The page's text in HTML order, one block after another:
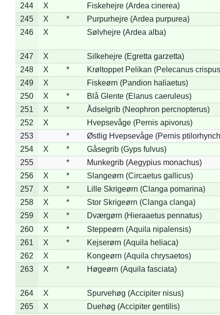
244 X
Fiskehejre (Ardea cinerea)
245
X *
Purpurhejre (Ardea purpurea)
246
X Sølvhejre (Ardea alba)
247 X
Silkehejre (Egretta garzetta)
248
X *
Krøltoppet Pelikan (Pelecanus
249
X
Fiskeørn (Pandion haliaetus)
250
X *
Blå Glente (Elanus caeruleus)
251
X *
Ådselgrib (Neophron percnopterus)
252
X
Hvepsevåge (Pernis apivorus)
253
*
Østlig Hvepsevåge (Pernis
254
X *
Gåsegrib (Gyps fulvus)
255
*
Munkegrib (Aegypius monachus)
256
X *
Slangeørn (Circaetus gallicus)
257
X *
Lille Skrigeørn (Clanga pomarina)
258
X *
Stor Skrigeørn (Clanga clanga)
259
X *
Dværgørn (Hieraaetus pennatus)
260
X *
Steppeørn (Aquila nipalensis)
261
X *
Kejserørn (Aquila heliaca)
262
X
Kongeørn (Aquila chrysaetos)
263
X * Høgeørn (Aquila fasciata)
264 X
Spurvehøg (Accipiter nisus)
265
X
Duehøg (Accipiter gentilis)